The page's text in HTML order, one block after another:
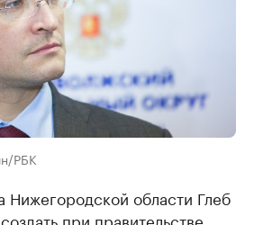
РБК
Нижегородской области Глеб
при правительстве